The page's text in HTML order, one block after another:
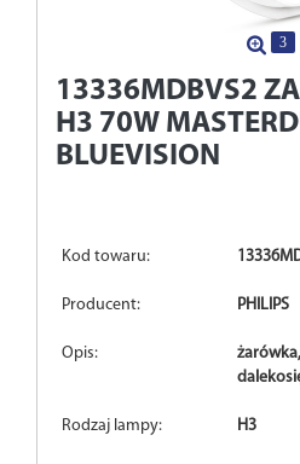
3
13336MDBVS2
H3 70W
BLUEVISION
Kod towaru:
Producent: PHILIPS
Opis:
Rodzaj lampy: H3